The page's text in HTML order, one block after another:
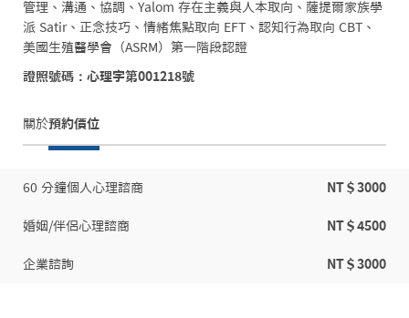
管理、溝通、協調、Yalom 存在主義與人本取向、薩提爾家族學
派 Satir、正念技巧、情緒焦點取向 EFT、認知行為取向 CBT、
美國生殖醫學會（ASRM）第一階段認證
證照號碼：心理字第001218號
關於預約價位
60 分鐘個人心理諮商 NT＄3000
婚姻/伴侶心理諮商 NT＄4500
企業諮詢 NT＄3000